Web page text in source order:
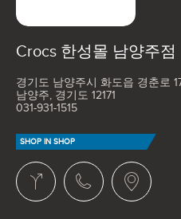
Crocs 한성몰 남양주점
경기도 남양주시 화도읍 경춘로
남양주, 경기도 12171
031-931-1515
SHOP IN SHOP